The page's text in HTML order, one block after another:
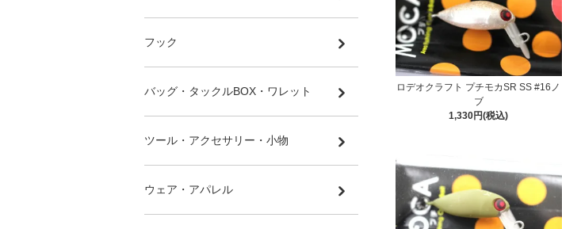
ロデオクラフト プチモカSR SS #16ノ
ブ
1,330円(税込)
フック
バッグ・タックルBOX・ワレット
ツール・アクセサリー・小物
ウェア・アパレル